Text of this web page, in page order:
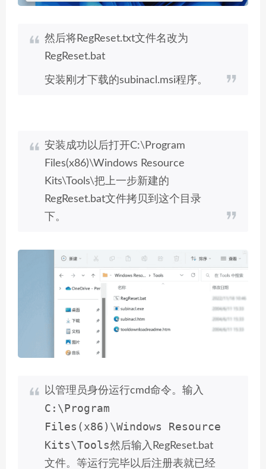
然后将RegReset.txt文件名改为
RegReset.bat
安装刚才下载的subinacl.msi程序。
安装成功以后打开C:\Program
Files(x86)\Windows Resource
Kits\Tools\把上一步新建的
RegReset.bat文件拷贝到这个目录
下。
以管理员身份运行cmd命令。输入
C:\Program
Files(x86)\Windows Resource
Kits\Tools然后输入RegReset.bat
文件。等运行完毕以后注册表就已经